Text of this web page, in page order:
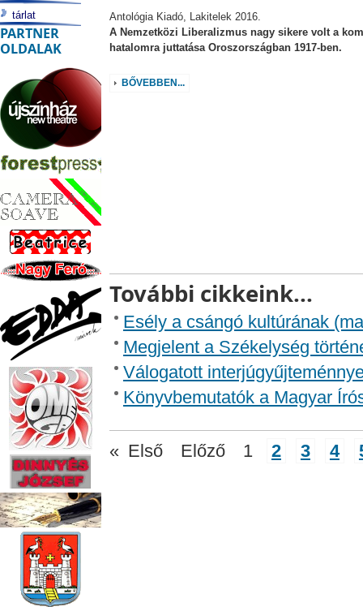
Antológia Kiadó, Lakitelek 2016.
A Nemzetközi Liberalizmus nagy sikere volt a
hatalomra juttatása Oroszországban 1917-ben.
BŐVEBBEN...
További cikkeink...
Esély a csángó kultúrának
Megjelent a Székelység
Válogatott
Könyvbemutatók a Magyar
« Első Előző 1 2 3 4
tárlat
PARTNER
OLDALAK